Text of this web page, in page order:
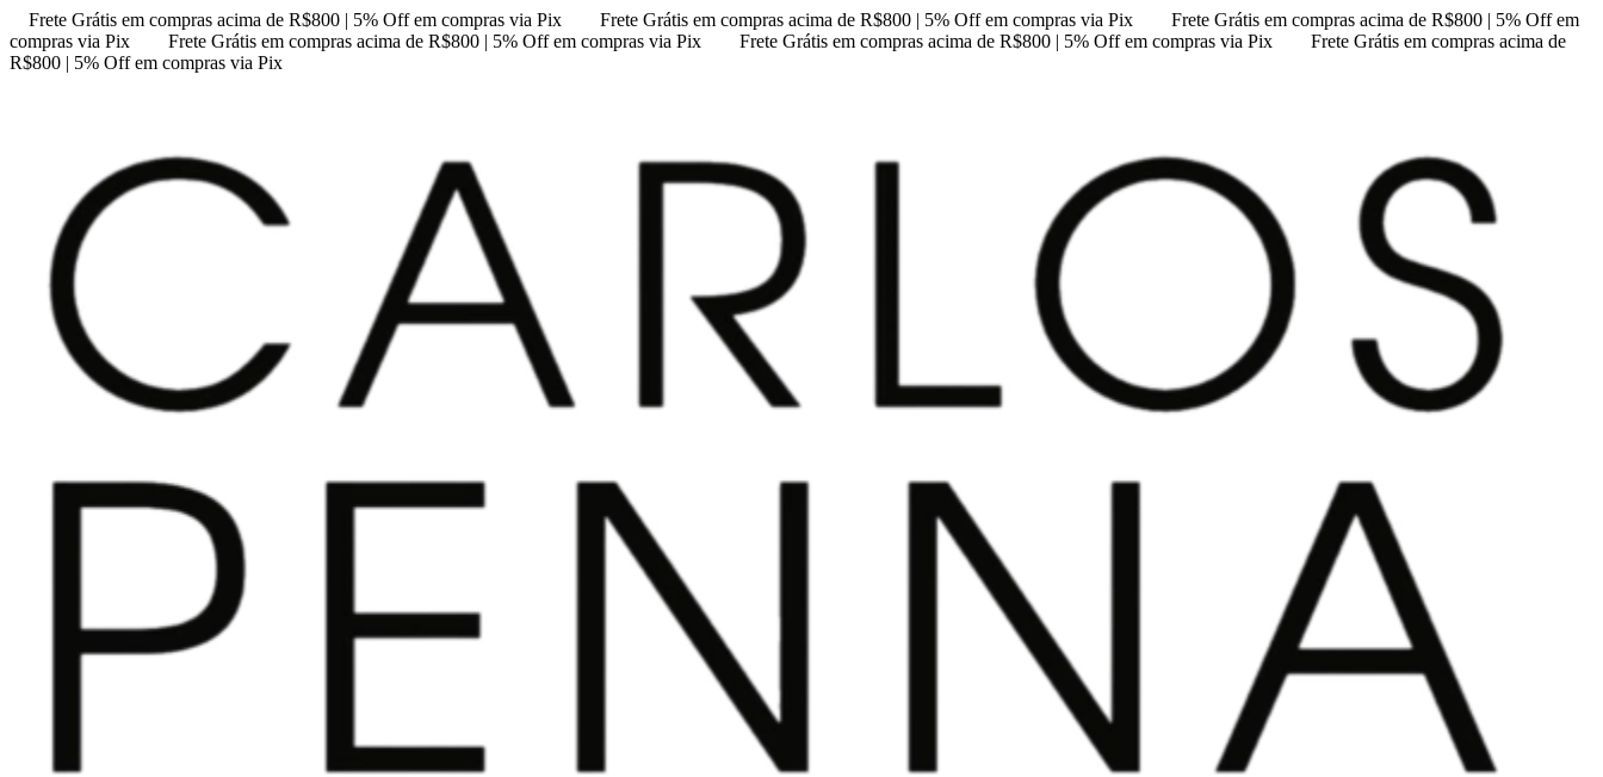
Frete Grátis em compras acima de R$800 | 5% Off em compras via Pix Frete Grátis em compras acima de R$800 | 5% Off em compras via Pix
Frete Grátis em compras acima de R$800 | 5% Off em
compras via Pix
Frete Grátis em compras acima de R$800 | 5% Off em compras via Pix Frete Grátis em compras acima de R$800 | 5% Off em compras via Pix
Frete Grátis em compras acima de
R$800 | 5% Off em compras via Pix